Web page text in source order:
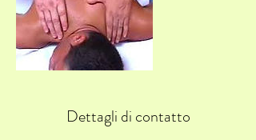
Dettagli di contatto